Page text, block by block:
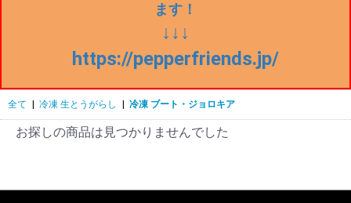
ます！
↓↓↓
https://pepperfriends.jp/
全て 冷凍 生とうがらし 冷凍 ブート・ジョロキア
お探しの商品は見つかりませんでした